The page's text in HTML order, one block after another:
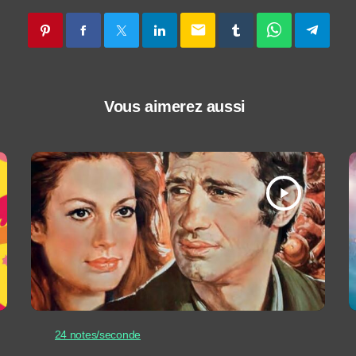
email
Vous aimerez aussi
play_arrow
24 notes/seconde